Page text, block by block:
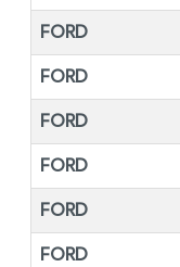
FORD
FORD
FORD
FORD
FORD
FORD